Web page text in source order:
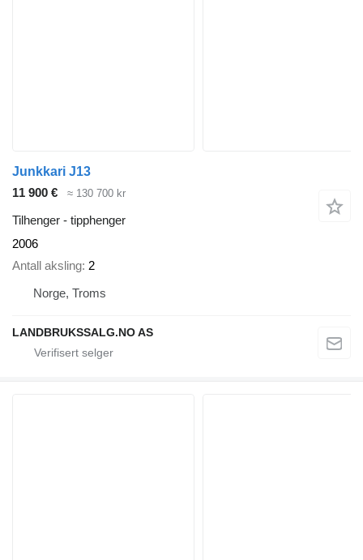
Junkkari J13
11 900 €
≈ 130 700 kr
Tilhenger - tipphenger
2006
Antall aksling 2
Norge, Troms
LANDBRUKSSALG.NO AS